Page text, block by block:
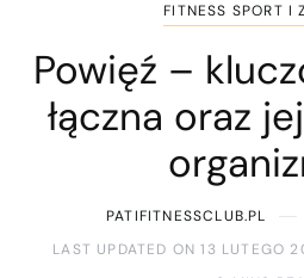
FITNESS SPORT I
Powięź –
łączna oraz
PATIFITNESSCLUB.PL
LAST UPDATED ON 13 LUTEGO